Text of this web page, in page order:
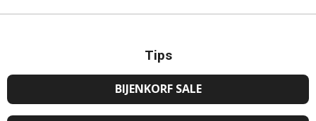
Tips
BIJENKORF SALE